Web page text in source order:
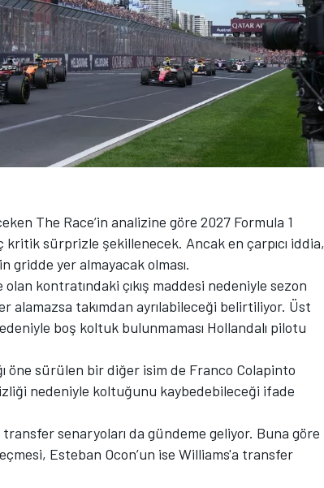
The Race’in analizine göre 2027 Formula 1
sürprizle şekillenecek. Ancak en çarpıcı iddia,
gridde yer almayacak olması.
kontratındaki çıkış maddesi nedeniyle sezon
alamazsa takımdan ayrılabileceği belirtiliyor. Üst
boş koltuk bulunmaması Hollandalı pilotu
öne sürülen bir diğer isim de Franco Colapinto
nedeniyle koltuğunu kaybedebileceği ifade
senaryoları da gündeme geliyor. Buna göre
Esteban Ocon’un ise Williams'a transfer